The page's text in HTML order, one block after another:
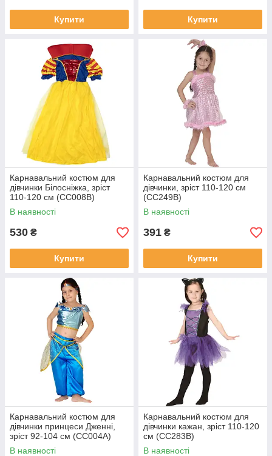
Купити Купити
Карнавальний костюм для
дівчинки Білосніжка, зріст
110-120 см (CC008B)
В наявності
530 ₴
Купити
Карнавальний костюм для
дівчинки, зріст 110-120 см
(CC249B)
В наявності
391 ₴
Купити
Карнавальний костюм для
дівчинки принцеси Дженні,
зріст 92-104 см (CC004A)
В наявності
Карнавальний костюм для
дівчинки кажан, зріст 110-120
см (CC283B)
В наявності